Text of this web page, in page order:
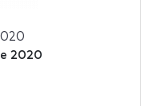
2020